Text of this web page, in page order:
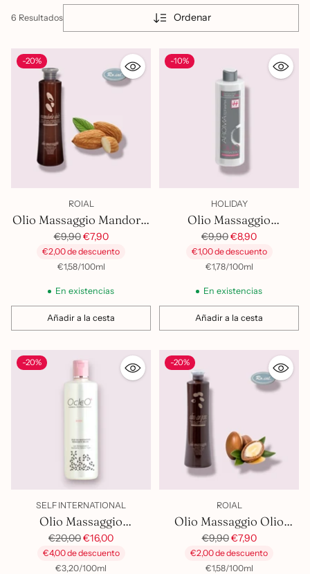
delicato, ideale per pelli sensibili e massaggi drenanti
Olio Massaggio Argan Roial – arricchito con olio d'argan
per nutrire e rigenerare la pelle durante il massaggio
Ordenar
6 Resultados
-20%
ROIAL
Olio Massaggio Mandorle
Dolci
Precio
habitual
€9,90€7,90
€2,00 de descuento
Precio
€1,58/
por 100ml
En existencias
Añadir a la cesta
Cantidad
-10%
HOLIDAY
Olio Massaggio
Aromaterapia
Precio
habitual
€9,90€8,90
€1,00 de descuento
Precio
€1,78/
por 100ml
En existencias
Añadir a la cesta
Cantidad
-20%
SELF INTERNATIONAL
Olio Massaggio
Riducente Relax 500Ml
Precio
habitual
€20,00€16,00
€4,00 de descuento
Precio
€3,20/
por 100ml
-20%
ROIAL
Olio Massaggio Olio
Argan
Precio
habitual
€9,90€7,90
€2,00 de descuento
Precio
€1,58/
por 100ml